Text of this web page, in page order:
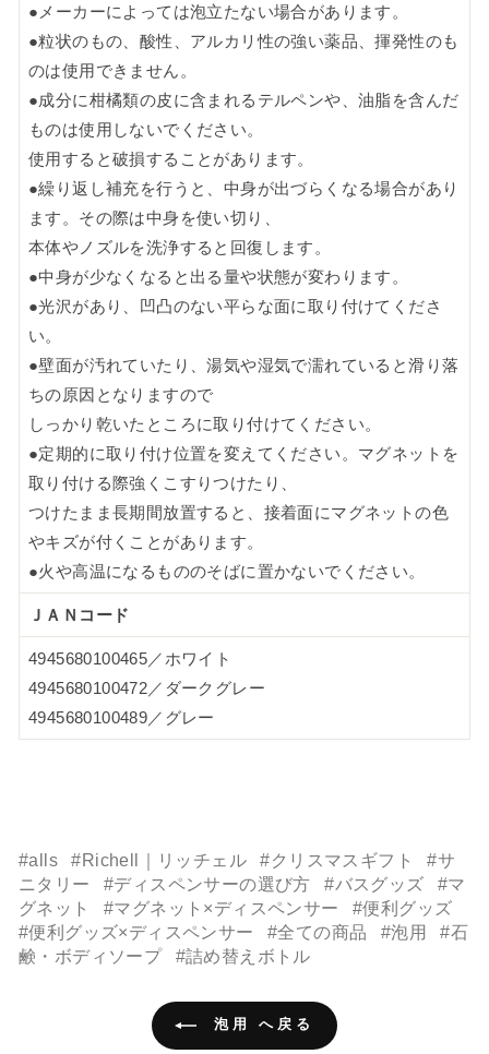
●メーカーによっては泡立たない場合があります。
●粒状のもの、酸性、アルカリ性の強い薬品、揮発性のも
のは使用できません。
●成分に柑橘類の皮に含まれるテルペンや、油脂を含んだ
ものは使用しないでください。
使用すると破損することがあります。
●繰り返し補充を行うと、中身が出づらくなる場合があり
ます。その際は中身を使い切り、
本体やノズルを洗浄すると回復します。
●中身が少なくなると出る量や状態が変わります。
●光沢があり、凹凸のない平らな面に取り付けてくださ
い。
●壁面が汚れていたり、湯気や湿気で濡れていると滑り落
ちの原因となりますので
しっかり乾いたところに取り付けてください。
●定期的に取り付け位置を変えてください。マグネットを
取り付ける際強くこすりつけたり、
つけたまま長期間放置すると、接着面にマグネットの色
やキズが付くことがあります。
●火や高温になるもののそばに置かないでください。
ＪＡＮコード
4945680100465／ホワイト
4945680100472／ダークグレー
4945680100489／グレー
#alls #Richell｜リッチェル #クリスマスギフト
#サ
ニタリー
#ディスペンサーの選び方 #バスグッズ
#マ
グネット
#マグネット×ディスペンサー
#便利グッズ
#便利グッズ×ディスペンサー
#全ての商品 #泡用
#石
鹸・ボディソープ
#詰め替えボトル
泡用 へ戻る